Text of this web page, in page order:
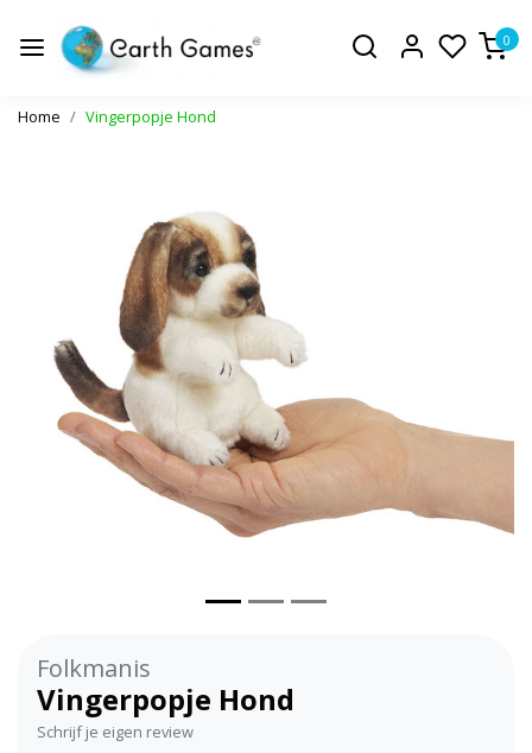
0
Home Vingerpopje Hond
Vorige
Folkmanis
Vingerpopje Hond
Schrijf je eigen review